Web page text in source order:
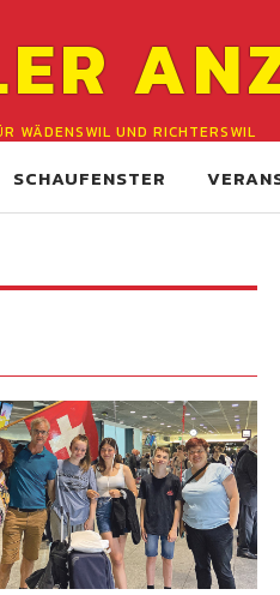
WÄDENSWIL UND RICHTERSWIL
SCHAUFENSTER